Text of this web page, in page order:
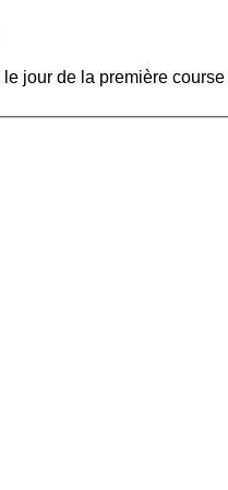
jour de la première course